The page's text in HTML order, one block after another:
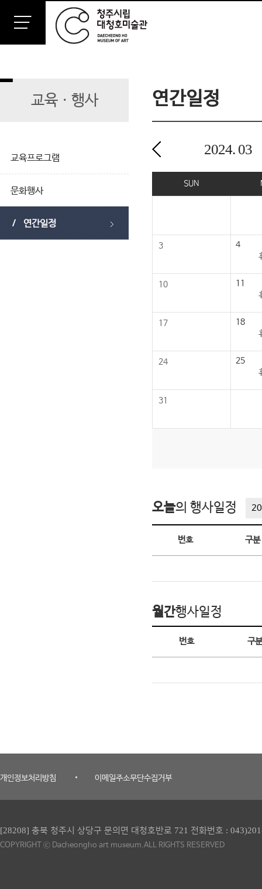
교육ㆍ행사
교육프로그램
문화행사
연간일정
연간일정
2024. 03
SUN
3 4
10 11
17 18
24 25
31
오늘의 행사일정
번호 구분
월간행사일정
번호 구분
개인정보처리방침 이메일주소무단수집거부
[28208] 충북 청주시 상당구 문의면 대청호반로 721 전화번호 :
COPYRIGHT ⓒ Dacheongho art museum.ALL RIGHTS RESERVED